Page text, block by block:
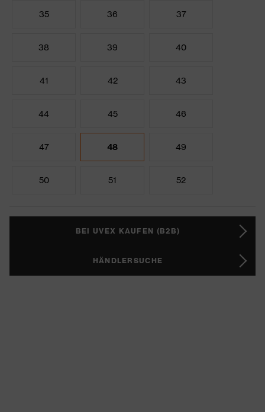
35 36 37
38 39 40
41 42 43
44 45 46
47 48 49
50 51 52
BEI UVEX KAUFEN (B2B)
HÄNDLERSUCHE